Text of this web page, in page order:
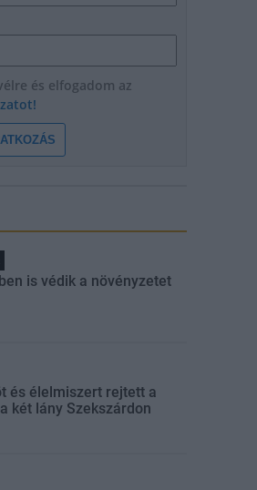
és elfogadom az
is védik a növényzetet
és élelmiszert rejtett a
két lány Szekszárdon